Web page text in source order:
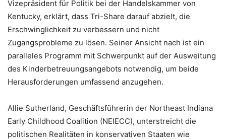
Vizepräsident für Politik bei der Handelskammer von
Kentucky, erklärt, dass Tri-Share darauf abzielt, die
Erschwinglichkeit zu verbessern und nicht
Zugangsprobleme zu lösen. Seiner Ansicht nach ist ein
paralleles Programm mit Schwerpunkt auf der Ausweitung
des Kinderbetreuungsangebots notwendig, um beide
Herausforderungen umfassend anzugehen.
Allie Sutherland, Geschäftsführerin der Northeast Indiana
Early Childhood Coalition (NEIECC), unterstreicht die
politischen Realitäten in konservativen Staaten wie